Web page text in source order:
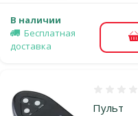
В наличии
Бесплатная
доставка
Пульт